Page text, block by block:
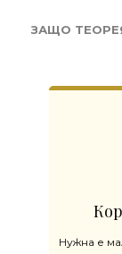
ЗАЩО
Нужна е